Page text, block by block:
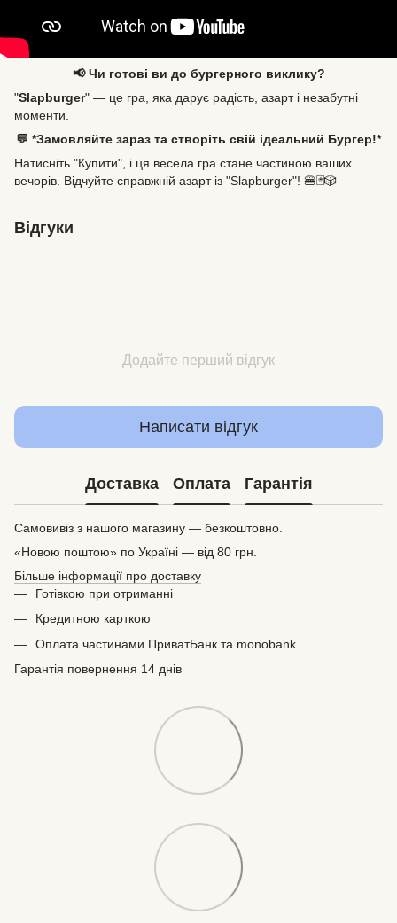
📢 Чи готові ви до бургерного виклику?
"Slapburger" — це гра, яка дарує радість, азарт і незабутні
моменти.
💬 *Замовляйте зараз та створіть свій ідеальний Бургер!*
Натисніть "Купити", і ця весела гра стане частиною ваших
вечорів. Відчуйте справжній азарт із "Slapburger"! 🍔🃏🎲
Відгуки
Додайте перший відгук
Написати відгук
Доставка Оплата Гарантія
Самовивіз з нашого магазину — безкоштовно.
«Новою поштою» по Україні — від 80 грн.
Більше інформації про доставку
Готівкою при отриманні
Кредитною карткою
Оплата частинами ПриватБанк та monobank
Гарантія повернення 14 днів